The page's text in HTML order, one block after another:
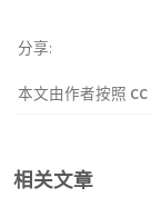
本文由作者按照
分享
相关文章